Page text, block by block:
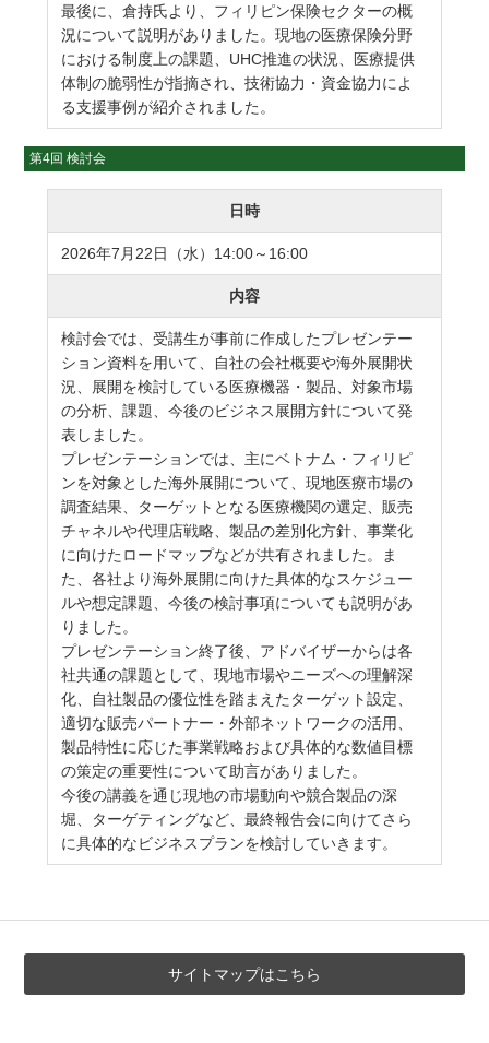
最後に、倉持氏より、フィリピン保険セクターの概
況について説明がありました。現地の医療保険分野
における制度上の課題、UHC推進の状況、医療提供
体制の脆弱性が指摘され、技術協力・資金協力によ
る支援事例が紹介されました。
第4回 検討会
日時
2026年7月22日（水）14:00～16:00
内容
検討会では、受講生が事前に作成したプレゼンテー
ション資料を用いて、自社の会社概要や海外展開状
況、展開を検討している医療機器・製品、対象市場
の分析、課題、今後のビジネス展開方針について発
表しました。
プレゼンテーションでは、主にベトナム・フィリピ
ンを対象とした海外展開について、現地医療市場の
調査結果、ターゲットとなる医療機関の選定、販売
チャネルや代理店戦略、製品の差別化方針、事業化
に向けたロードマップなどが共有されました。ま
た、各社より海外展開に向けた具体的なスケジュー
ルや想定課題、今後の検討事項についても説明があ
りました。
プレゼンテーション終了後、アドバイザーからは各
社共通の課題として、現地市場やニーズへの理解深
化、自社製品の優位性を踏まえたターゲット設定、
適切な販売パートナー・外部ネットワークの活用、
製品特性に応じた事業戦略および具体的な数値目標
の策定の重要性について助言がありました。
今後の講義を通じ現地の市場動向や競合製品の深
堀、ターゲティングなど、最終報告会に向けてさら
に具体的なビジネスプランを検討していきます。
サイトマップはこちら